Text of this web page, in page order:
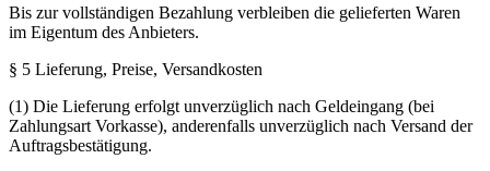
Bis zur vollständigen Bezahlung verbleiben die gelieferten Waren
im Eigentum des Anbieters.
§ 5 Lieferung, Preise, Versandkosten
(1) Die Lieferung erfolgt unverzüglich nach Geldeingang (bei
Zahlungsart Vorkasse), anderenfalls unverzüglich nach Versand der
Auftragsbestätigung.